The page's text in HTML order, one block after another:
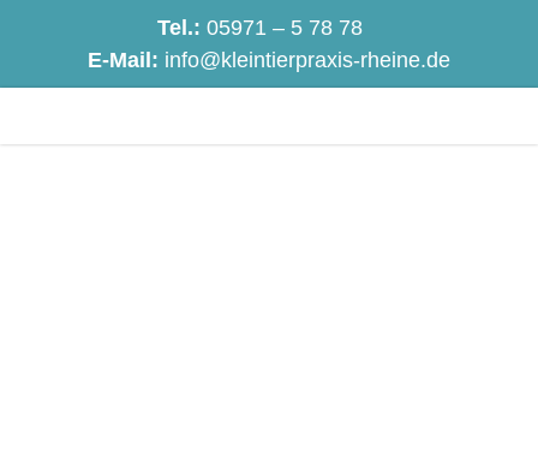
Tel.: 05971 – 5 78 78
E-Mail: info@kleintierpraxis-rheine.de